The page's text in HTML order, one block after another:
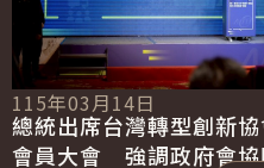
115年03月14日
總統出席台灣轉型創新
會員大會 強調政府會協